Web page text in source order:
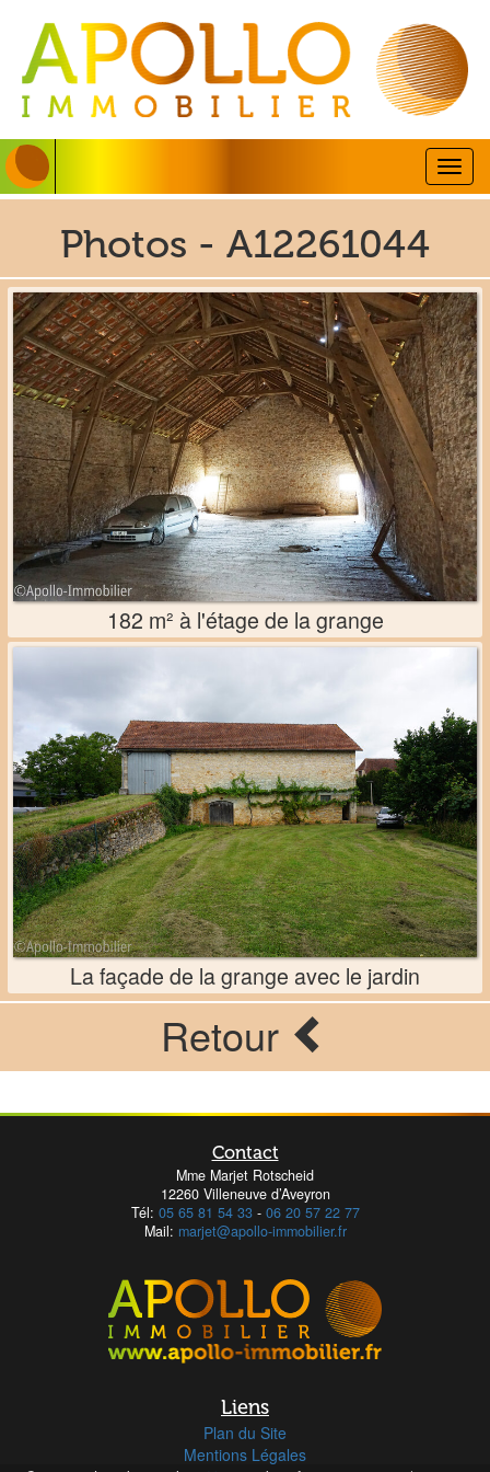
Photos - A12261044
182 m² à l'étage de la grange
La façade de la grange avec le jardin
Retour
Contact
Mme Marjet Rotscheid
12260 Villeneuve d’Aveyron
Tél: 05 65 81 54 33- 06 20 57 22 77
Mail: marjet@apollo-immobilier.fr
Liens
Plan du Site
Mentions Légales